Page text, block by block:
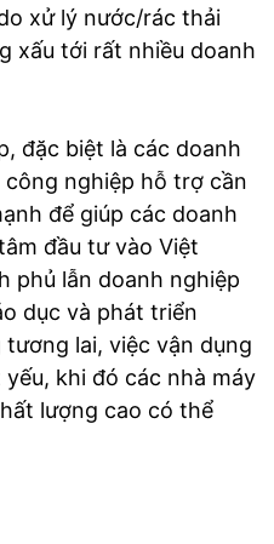
xử lý nước/rác thải
xấu tới rất nhiều doanh
đặc biệt là các doanh
nghiệp hỗ trợ cần
để giúp các doanh
đầu tư vào Việt
phủ lẫn doanh nghiệp
dục và phát triển
lai, việc vận dụng
khi đó các nhà máy
lượng cao có thể